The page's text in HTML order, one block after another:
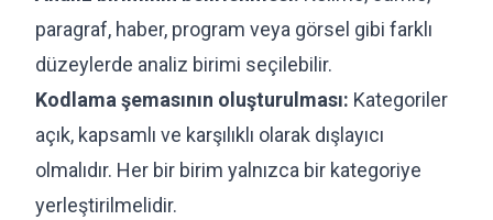
paragraf, haber, program veya görsel gibi farklı
düzeylerde analiz birimi seçilebilir.
Kodlama şemasının oluşturulması: Kategoriler
açık, kapsamlı ve karşılıklı olarak dışlayıcı
olmalıdır. Her bir birim yalnızca bir kategoriye
yerleştirilmelidir.